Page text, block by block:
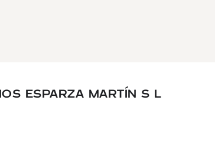
ESPARZA MARTÍN S L